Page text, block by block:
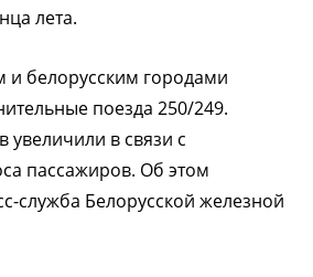
лета.
и белорусским городами
поезда 250/249.
увеличили в связи с
пассажиров. Об этом
служба Белорусской железной